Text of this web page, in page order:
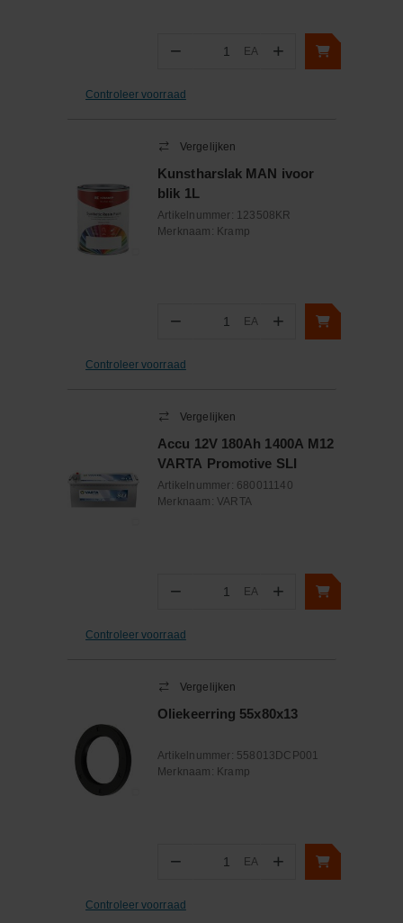
− Aantal
EA +
Controleer voorraad
Vergelijken
Kunstharslak MAN ivoor
blik 1L
Artikelnummer: 123508KR
Merknaam: Kramp
− Aantal
EA +
Controleer voorraad
Vergelijken
Accu 12V 180Ah 1400A M12
VARTA Promotive SLI
Artikelnummer: 680011140
Merknaam: VARTA
− Aantal
EA +
Controleer voorraad
Vergelijken
Oliekeerring 55x80x13
Artikelnummer: 558013DCP001
Merknaam: Kramp
− Aantal
EA +
Controleer voorraad